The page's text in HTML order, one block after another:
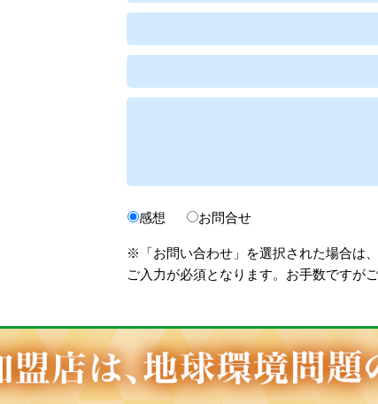
感想 お問合せ
※「お問い合わせ」を選択された場合は
ご入力が必須となります。お手数ですが